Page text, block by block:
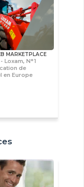
MARKETPLACE
Loxam, N°1
de
en Europe